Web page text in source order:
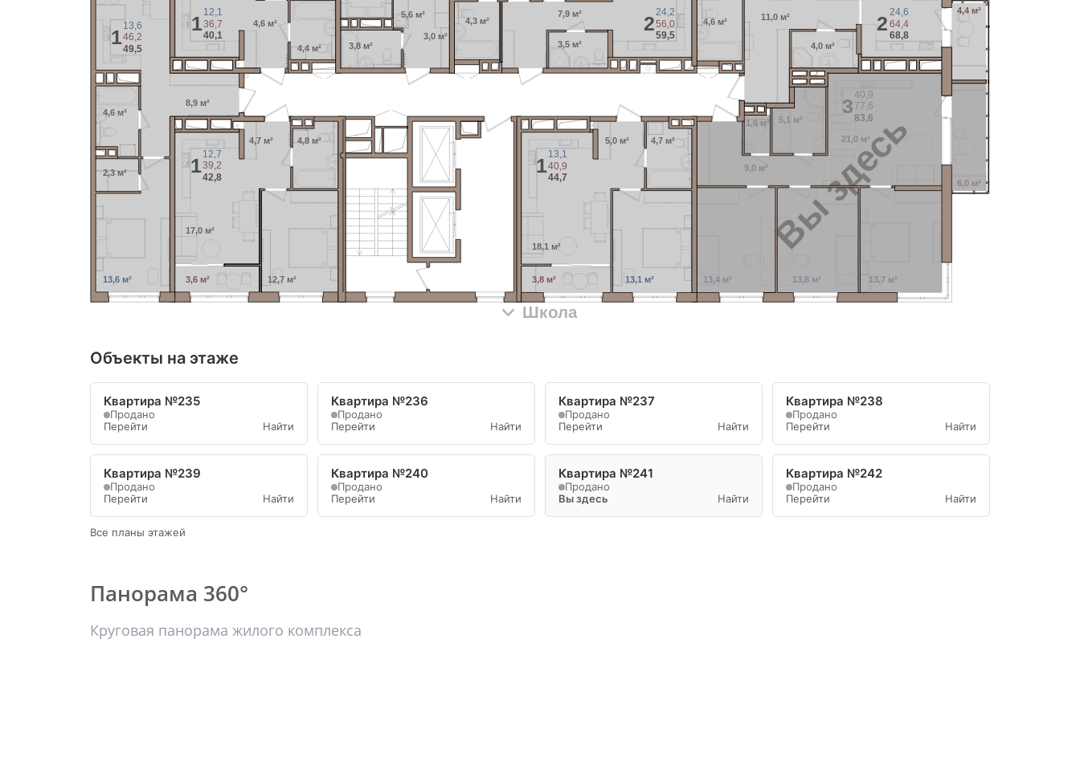
12,7 м²
4,8 м²
17,0 м²
4,7 м²
3,6 м²
1
12,7
39,2
42,8
13,6 м²
4,6 м²
8,9 м²
2,3 м²
1
13,6
46,2
49,5
4,4 м²
4,6 м²
1
12,1
36,7
40,1
5,6 м²
3,8 м²
3,0 м²
4,3 м²
3,5 м²
7,9 м² 2
24,2
56,0
59,5
11,0 м²
4,0 м²
4,4 м²
4,6 м²
2
24,6
64,4
68,8
13,4 м² 13,8 м² 13,7 м²
21,0 м²
6,0 м²
5,1 м²
9,0 м²
1,6 м²
3
40,9
77,6
83,6
4,7 м²
13,1 м²
18,1 м²
5,0 м²
3,8 м²
1
13,1
40,9
44,7 Вы здесь
Школа
Объекты на этаже
Квартира №235
Продано
Перейти
Найти
Квартира №236
Продано
Перейти
Найти
Квартира №237
Продано
Перейти
Найти
Квартира №238
Продано
Перейти
Найти
Квартира №239
Продано
Перейти
Найти
Квартира №240
Продано
Перейти
Найти
Квартира №241
Продано
Вы здесь
Найти
Квартира №242
Продано
Перейти
Найти
Все планы этажей
Панорама 360°
Круговая панорама жилого комплекса